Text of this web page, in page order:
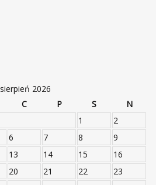
sierpień 2026
C P S
N
1
2
6 7 8
9
13 14 15
16
20 21 22
23